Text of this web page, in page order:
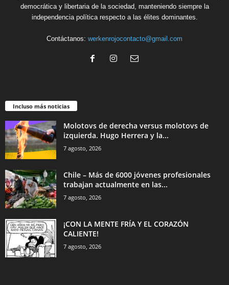
democrática y libertaria de la sociedad, manteniendo siempre la
independencia política respecto a las élites dominantes.
Contáctanos: werkenrojocontacto@gmail.com
Incluso más noticias
Molotovs de derecha versus molotovs de
izquierda. Hugo Herrera y la...
7 agosto, 2026
Chile – Más de 6000 jóvenes profesionales
trabajan actualmente en las...
7 agosto, 2026
¡CON LA MENTE FRÍA Y EL CORAZÓN
CALIENTE!
7 agosto, 2026